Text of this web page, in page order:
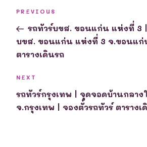
Previous
Post
PREVIOUS
รถทัวร์บขส. ขอนแก่น แห่งที่ 3
บขส. ขอนแก่น แห่งที่ 3 จ.ขอนแก่
ตารางเดินรถ
Next
Post
NEXT
รถทัวร์กรุงเทพ | จุดจอดบ้านกลา
จ.กรุงเทพ | จองตั๋วรถทัวร์ ตารางเ